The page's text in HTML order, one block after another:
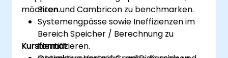
möchten.
Biren und Cambricon zu benchmarken.
Systemengpässe sowie Ineffizienzen im
Bereich Speicher / Berechnung zu
identifizieren.
Kursformat